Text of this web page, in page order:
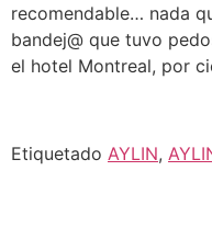
recomendable… nada
bandej@ que tuvo
el hotel Montreal, por
Etiquetado AYLIN,